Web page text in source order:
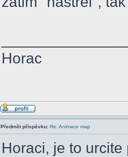
Horac
Předmět příspěvku: Re: Animace map
Horaci, je to